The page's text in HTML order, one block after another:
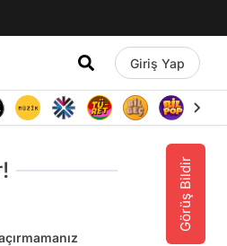
Giriş Yap
Görüş Bildir